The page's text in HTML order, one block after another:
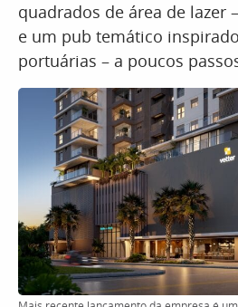
quadrados de área de lazer
e um pub temático
portuárias – a poucos